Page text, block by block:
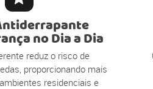
no Dia a Dia
reduz o risco de
proporcionando mais
residenciais e